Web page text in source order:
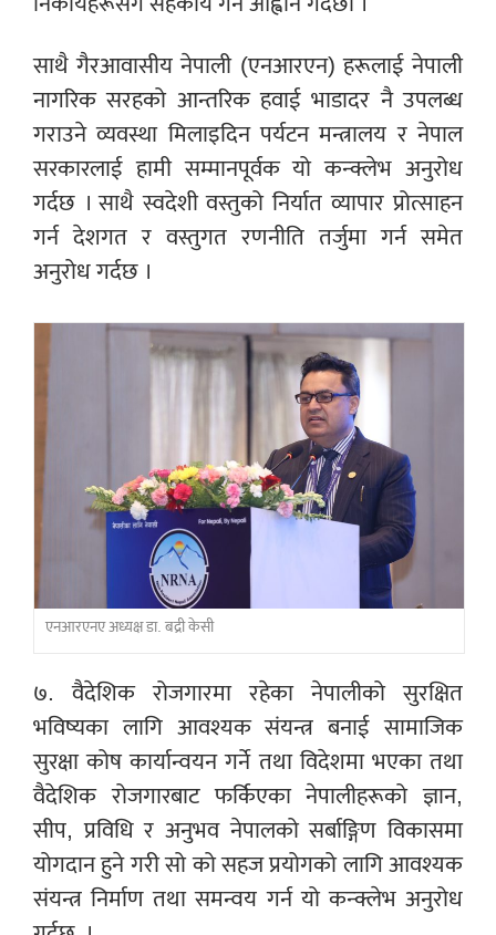
साथै गैरआवासीय नेपाली (एनआरएन) हरूलाई नेपाली
नागरिक सरहको आन्तरिक हवाई भाडादर नै उपलब्ध
गराउने व्यवस्था मिलाइदिन पर्यटन मन्त्रालय र नेपाल
सरकारलाई हामी सम्मानपूर्वक यो कन्क्लेभ अनुरोध
गर्दछ । साथै स्वदेशी वस्तुको निर्यात व्यापार प्रोत्साहन
गर्न देशगत र वस्तुगत रणनीति तर्जुमा गर्न समेत
अनुरोध गर्दछ ।
एनआरएनए अध्यक्ष डा. बद्री केसी
७. वैदेशिक रोजगारमा रहेका नेपालीको सुरक्षित
भविष्यका लागि आवश्यक संयन्त्र बनाई सामाजिक
सुरक्षा कोष कार्यान्वयन गर्ने तथा विदेशमा भएका तथा
वैदेशिक रोजगारबाट फर्किएका नेपालीहरूको ज्ञान,
सीप, प्रविधि र अनुभव नेपालको सर्बाङ्गिण विकासमा
योगदान हुने गरी सो को सहज प्रयोगको लागि आवश्यक
संयन्त्र निर्माण तथा समन्वय गर्न यो कन्क्लेभ अनुरोध